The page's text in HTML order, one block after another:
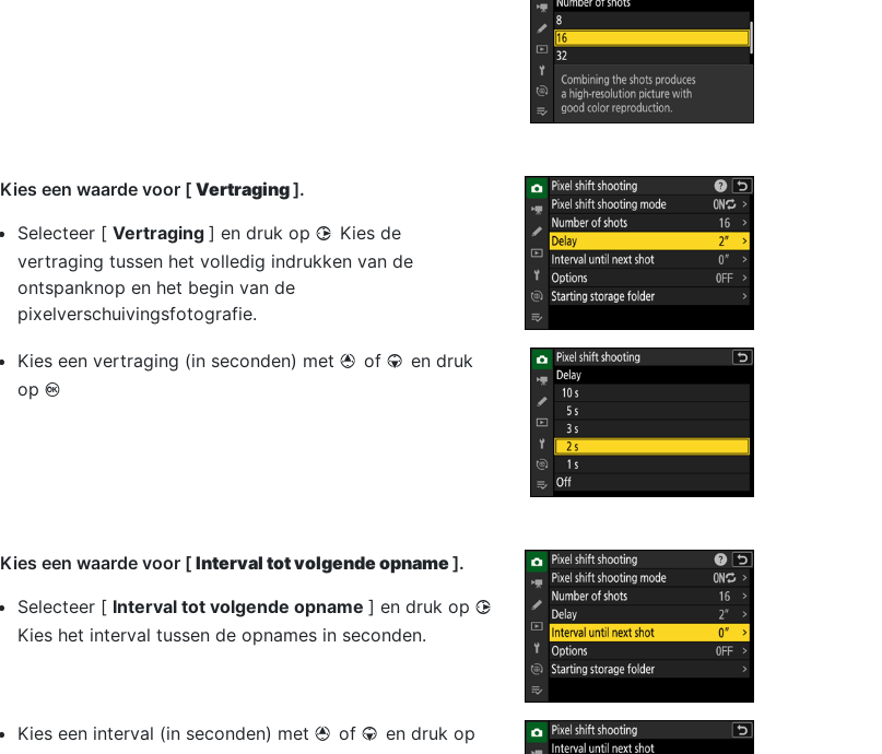
Kies een waarde voor [ Vertraging].
Selecteer [ Vertraging ] en druk op 2 Kies de
vertraging tussen het volledig indrukken van de
ontspanknop en het begin van de
pixelverschuivingsfotografie.
Kies een vertraging (in seconden) met 1 of 3 en druk
op J
Kies een waarde voor [ Interval tot volgende opname].
Selecteer [ Interval tot volgende opname ] en druk op 2
Kies het interval tussen de opnames in seconden.
Kies een interval (in seconden) met 1 of 3 en druk op